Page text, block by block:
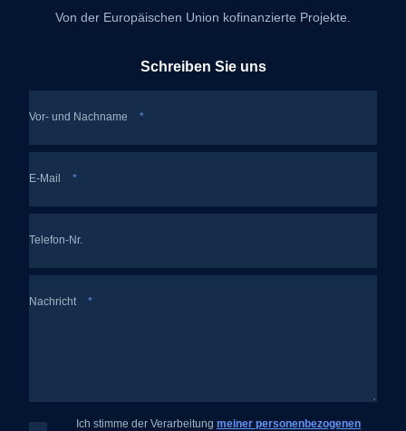
Von der Europäischen Union kofinanzierte Projekte.
Schreiben Sie uns
Vor- und Nachname *
E-Mail *
Telefon-Nr.
Nachricht *
Ich stimme der Verarbeitung meiner personenbezogenen